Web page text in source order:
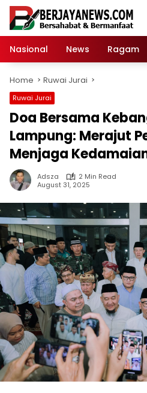
Skip
content
Nasional
News Ragam
Home Ruwai Jurai
Ruwai Jurai
Doa Bersama
Lampung: Merajut
Menjaga
Adsza
2 Min Read
August 31, 2025